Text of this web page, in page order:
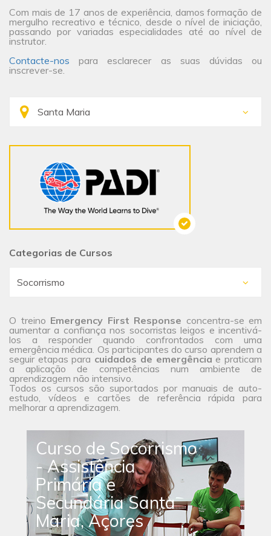
Com mais de 17 anos de experiência, damos formação de
mergulho recreativo e técnico, desde o nível de iniciação,
passando por variadas especialidades até ao nível de
instrutor.
Contacte-nos para esclarecer as suas dúvidas ou
inscrever-se.
Categorias de Cursos
O treino Emergency First Response concentra-se em
aumentar a confiança nos socorristas leigos e incentivá-
los a responder quando confrontados com uma
emergência médica. Os participantes do curso aprendem a
seguir etapas para cuidados de emergência e praticam
a aplicação de competências num ambiente de
aprendizagem não intensivo.
Todos os cursos são suportados por manuais de auto-
estudo, vídeos e cartões de referência rápida para
melhorar a aprendizagem.
Curso de Socorrismo
- Assistência
Primária e
Secundária Santa
Maria, Açores